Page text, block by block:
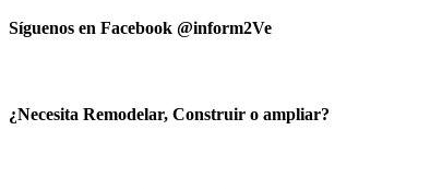
Síguenos en Facebook @inform2Ve
¿Necesita Remodelar, Construir o ampliar?